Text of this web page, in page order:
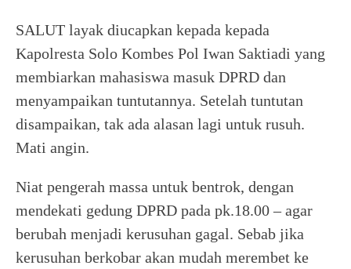
SALUT layak diucapkan kepada kepada
Kapolresta Solo Kombes Pol Iwan Saktiadi yang
membiarkan mahasiswa masuk DPRD dan
menyampaikan tuntutannya. Setelah tuntutan
disampaikan, tak ada alasan lagi untuk rusuh.
Mati angin.
Niat pengerah massa untuk bentrok, dengan
mendekati gedung DPRD pada pk.18.00 – agar
berubah menjadi kerusuhan gagal. Sebab jika
kerusuhan berkobar akan mudah merembet ke